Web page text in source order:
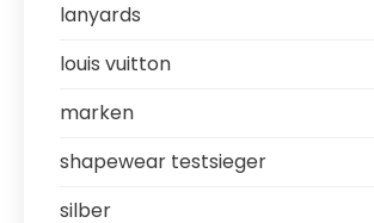
lanyards
louis vuitton
marken
shapewear testsieger
silber